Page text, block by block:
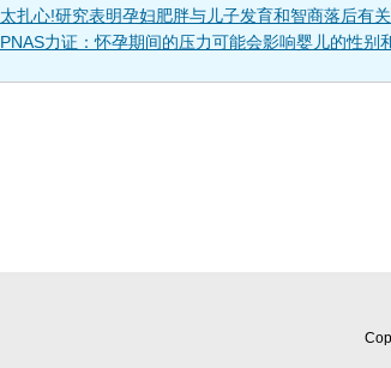
太扎心!研究表明孕妇肥胖与儿子发育和智商落后有关
PNAS力证：怀孕期间的压力可能会影响婴儿的性别